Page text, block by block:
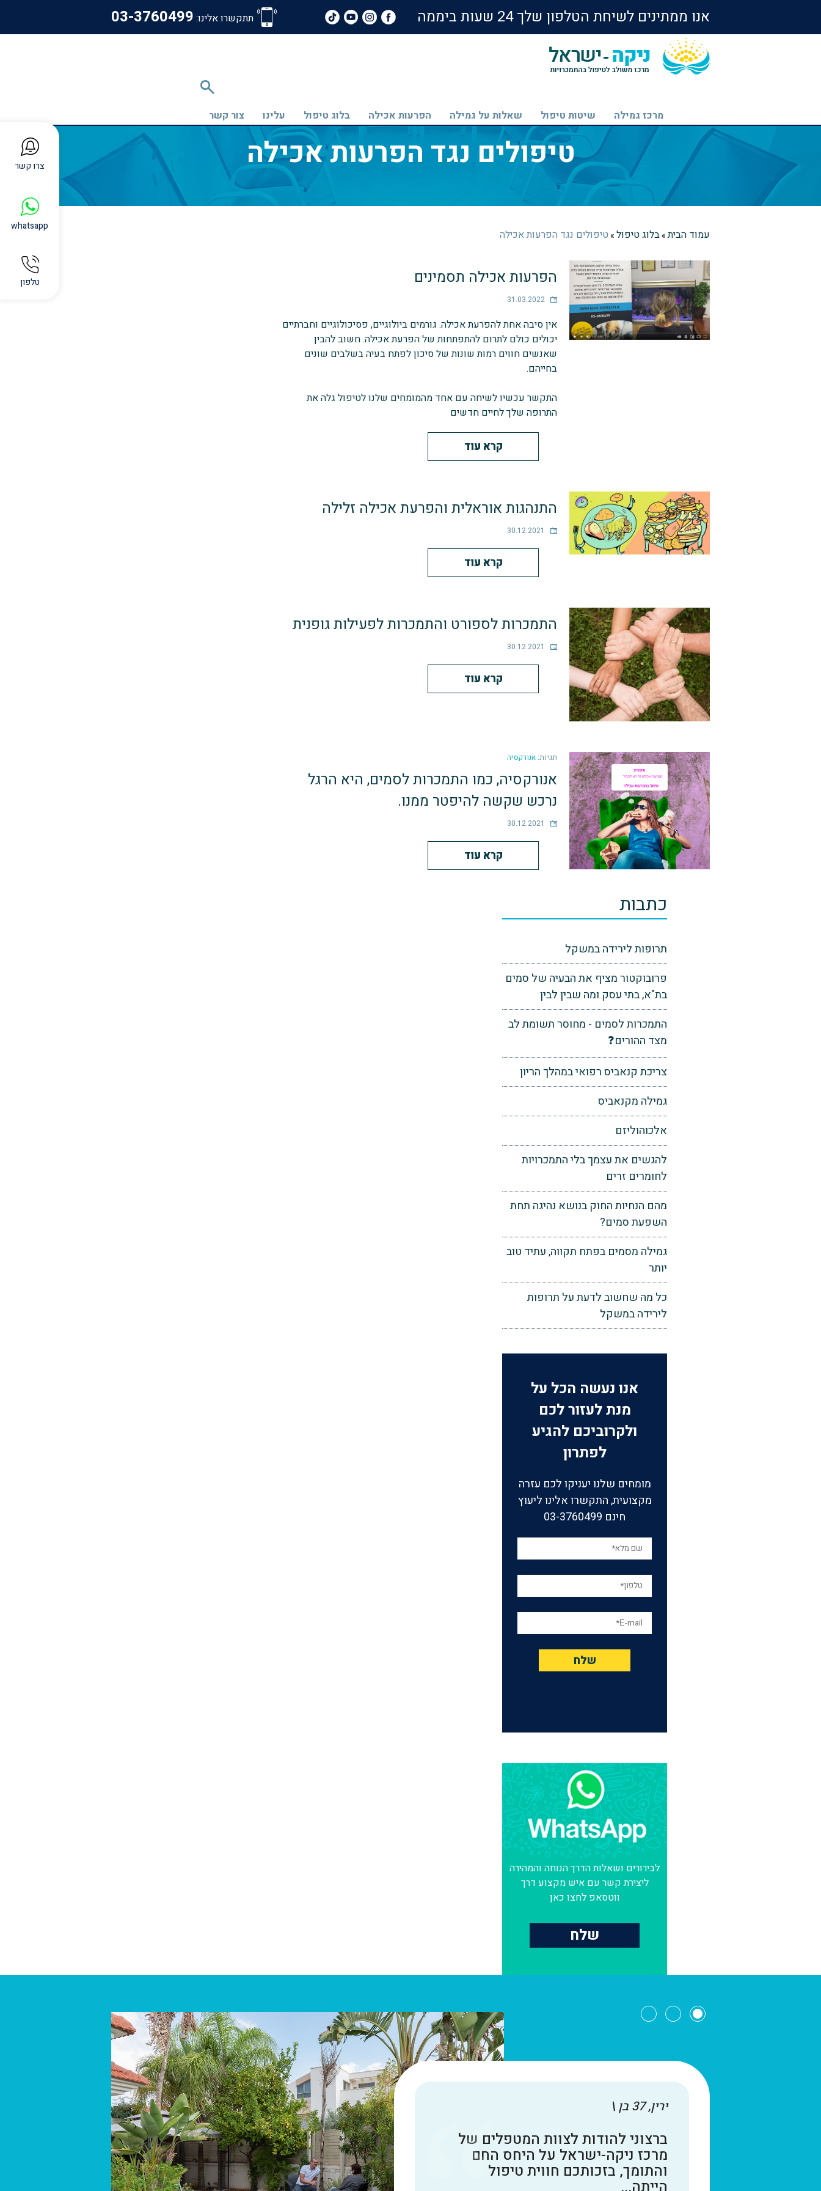
אנו ממתינים לשיחת הטלפון שלך 24 שעות ביממה תתקשרו אלינו: ‎03-3760499
מרכז גמילה שיטות טיפול שאלות על גמילה הפרעות אכילה בלוג טיפול עלינו צור קשר
טיפולים נגד הפרעות אכילה
עמוד הבית»בלוג טיפול»טיפולים נגד הפרעות אכילה
הפרעות אכילה תסמינים
31.03.2022
אין סיבה אחת להפרעת אכילה. גורמים ביולוגיים, פסיכולוגיים וחברתיים
יכולים כולם לתרום להתפתחות של הפרעת אכילה. חשוב להבין
שאנשים חווים רמות שונות של סיכון לפתח בעיה בשלבים שונים
בחייהם.
התקשר עכשיו לשיחה עם אחד מהמומחים שלנו לטיפול גלה את
התרופה שלך לחיים חדשים
קרא עוד
התנהגות אוראלית והפרעת אכילה זלילה
30.12.2021
קרא עוד
התמכרות לספורט והתמכרות לפעילות גופנית
30.12.2021
קרא עוד
תגיות: אנורקסיה
אנורקסיה, כמו התמכרות לסמים, היא הרגל
נרכש שקשה להיפטר ממנו.
30.12.2021
קרא עוד
כתבות
תרופות לירידה במשקל
פרובוקטור מציף את הבעיה של סמים
בת"א, בתי עסק ומה שבין לבין
התמכרות לסמים - מחוסר תשומת לב
מצד ההורים❓
צריכת קנאביס רפואי במהלך הריון
גמילה מקנאביס
‏אלכוהוליזם
להגשים את עצמך בלי התמכרויות
לחומרים זרים
מהם הנחיות החוק בנושא נהיגה תחת
השפעת סמים?
גמילה מסמים בפתח תקווה, עתיד טוב
יותר
כל מה שחשוב לדעת על תרופות
לירידה במשקל
אנו נעשה הכל על
מנת לעזור לכם
ולקרוביכם להגיע
לפתרון
מומחים שלנו יעניקו לכם עזרה
מקצועית, התקשרו אלינו ליעוץ
חינם 03-3760499
לבירורים ושאלות הדרך הנוחה והמהירה
ליצירת קשר עם איש מקצוע דרך
ווטסאפ לחצו כאן
שלח
ירין, 37 בן \
ברצוני להודות לצוות המטפלים של
מרכז ניקה-ישראל על היחס החם
והתומך, בזכותכם חווית טיפול
צרו קשר
whatsapp
טלפון